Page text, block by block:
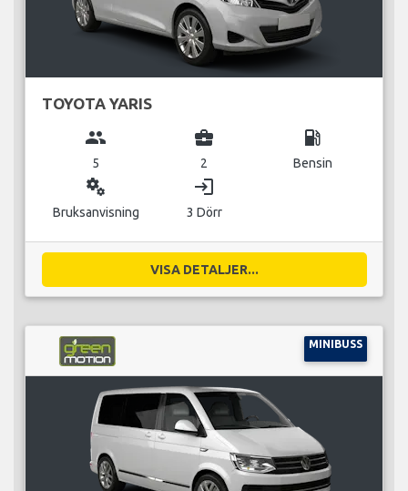
TOYOTA YARIS
group
5
business_center
2
local_gas_station
Bensin
miscellaneous_services
Bruksanvisning
login
3 Dörr
VISA DETALJER...
MINIBUSS